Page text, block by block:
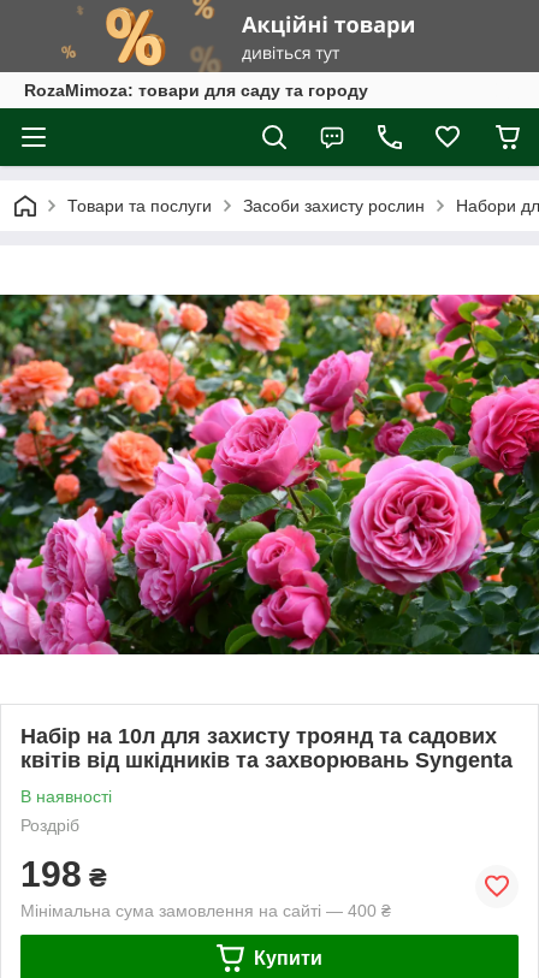
RozaMimoza: товари для саду та городу
Товари та послуги Засоби захисту рослин Набори
Набір на 10л для захисту троянд та садових
квітів від шкідників та захворювань Syngenta
В наявності
Роздріб
198 ₴
Мінімальна сума замовлення на сайті — 400 ₴
Купити